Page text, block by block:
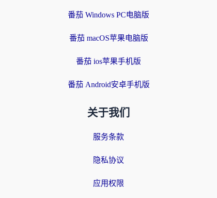
番茄 Windows PC电脑版
番茄 macOS苹果电脑版
番茄 ios苹果手机版
番茄 Android安卓手机版
关于我们
服务条款
隐私协议
应用权限